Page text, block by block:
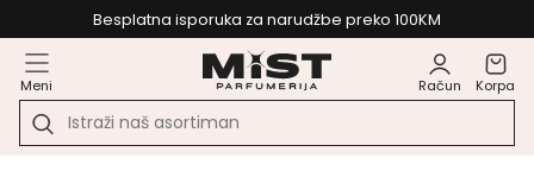
Besplatna isporuka za narudžbe preko 100KM
Meni Račun Korpa